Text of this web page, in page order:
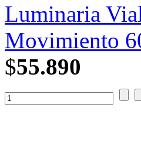
Luminaria
Movimiento
$55.890